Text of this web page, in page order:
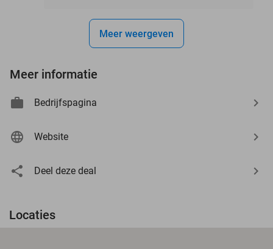
Meer weergeven
Meer informatie
Bedrijfspagina
Website
Deel deze deal
Locaties